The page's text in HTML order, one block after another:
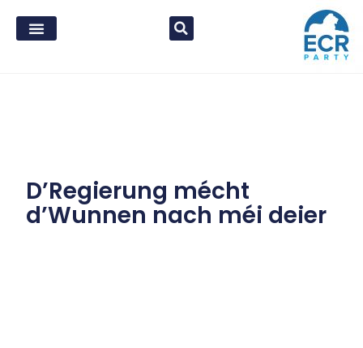
D’Regierung mécht
d’Wunnen nach méi deier